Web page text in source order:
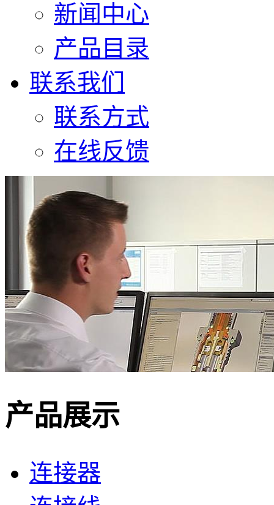
新闻中心
产品目录
联系我们
联系方式
在线反馈
产品展示
连接器